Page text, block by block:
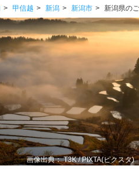
甲信越 新潟 新潟市 新潟県の
画像出典： T3K / PIXTA(ピクスタ)